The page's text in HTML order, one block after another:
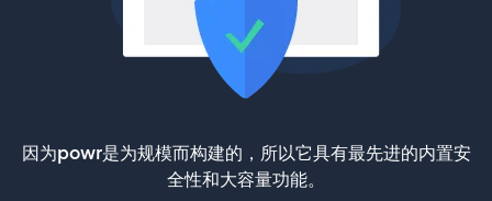
因为powr是为规模而构建的，所以它具有最先进的内置安
全性和大容量功能。